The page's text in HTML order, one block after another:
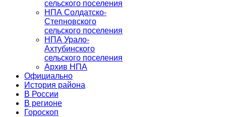
сельского поселения
НПА Солдатско-
Степновского
сельского поселения
НПА Урало-
Ахтубинского
сельского поселения
Архив НПА
Официально
История района
В России
В регионе
Гороскоп